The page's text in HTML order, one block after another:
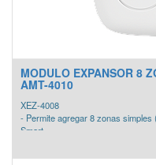
MODULO EXPANSOR 8
AMT-4010
XEZ-4008
- Permite agregar 8 zonas
Smart.